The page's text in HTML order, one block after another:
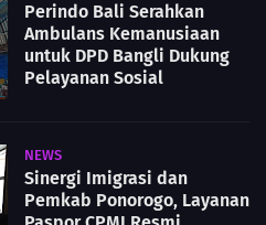
Perindo Bali Serahkan
Ambulans Kemanusiaan
untuk DPD Bangli Dukung
Pelayanan Sosial
NEWS
Sinergi Imigrasi dan
Pemkab Ponorogo, Layanan